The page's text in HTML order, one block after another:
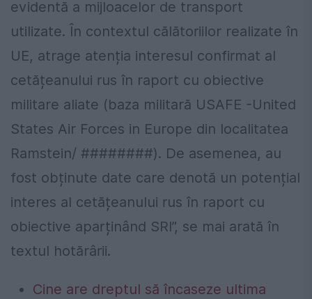
evidentă a mijloacelor de transport
utilizate. În contextul călătoriilor realizate în
UE, atrage atenția interesul confirmat al
cetățeanului rus în raport cu obiective
militare aliate (baza militară USAFE -United
States Air Forces in Europe din localitatea
Ramstein/ ########). De asemenea, au
fost obținute date care denotă un potențial
interes al cetățeanului rus în raport cu
obiective aparținând SRI”, se mai arată în
textul hotărârii.
Cine are dreptul să încaseze ultima